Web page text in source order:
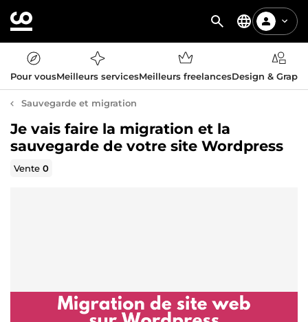
Pour vousMeilleurs servicesMeilleurs freelancesDesign &
Sauvegarde et migration
Je vais faire la migration et la
sauvegarde de votre site Wordpress
Vente0